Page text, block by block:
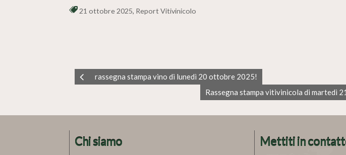
21 ottobre 2025, Report Vitivinicolo
rassegna stampa vino di lunedì 20 ottobre 2025!
Rassegna stampa vitivinicola di martedì
Chi siamo Mettiti in